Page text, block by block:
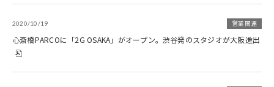
2020/10/19 営業関連
心斎橋PARCOに「2G OSAKA」がオープン。渋谷発のスタジオが大阪進出